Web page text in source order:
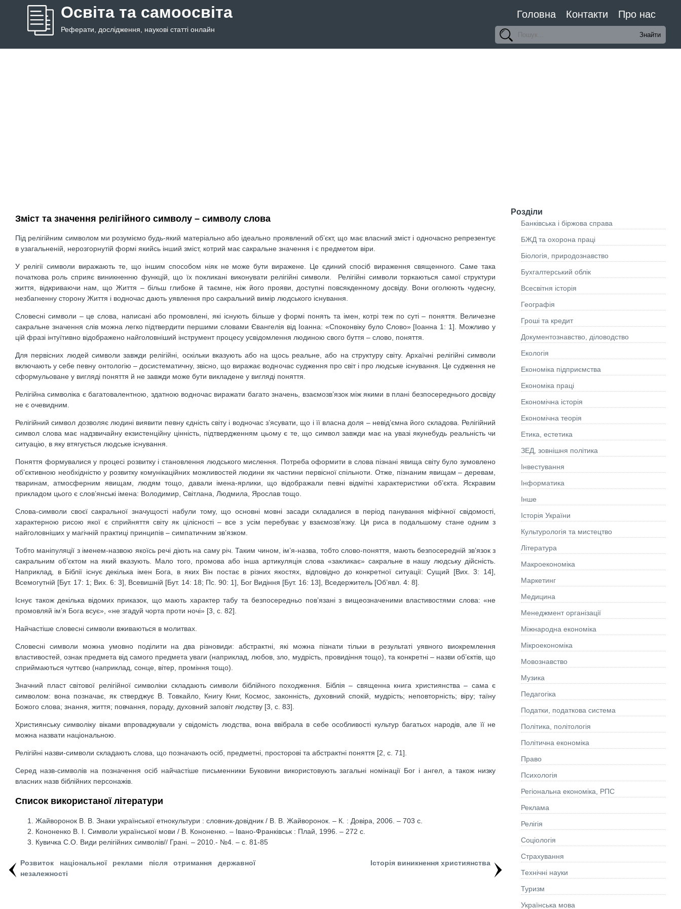
Освіта та самоосвіта
Реферати, дослідження, наукові статті онлайн
Головна Контакти Про нас
Зміст та значення релігійного символу – символу слова
Під релігійним символом ми розуміємо будь-який матеріально або ідеально проявлений об’єкт, що має власний зміст і одночасно репрезентує
в узагальненій, нерозгорнутій формі якийсь інший зміст, котрий має сакральне значення і є предметом віри.
У релігії символи виражають те, що іншим способом ніяк не може бути виражене. Це єдиний спосіб вираження священного. Саме така
початкова роль сприяє виникненню функцій, що їх покликані виконувати релігійні символи. Релігійні символи торкаються самої структури
життя, відкриваючи нам, що Життя – більш глибоке й таємне, ніж його прояви, доступні повсякденному досвіду. Вони оголюють чудесну,
незбагненну сторону Життя і водночас дають уявлення про сакральний вимір людського існування.
Словесні символи – це слова, написані або промовлені, які існують більше у формі понять та імен, котрі теж по суті – поняття. Величезне
сакральне значення слів можна легко підтвердити першими словами Євангелія від Іоанна: «Споконвіку було Слово» [Іоанна 1: 1]. Можливо у
цій фразі інтуїтивно відображено найголовніший інструмент процесу усвідомлення людиною свого буття – слово, поняття.
Для первісних людей символи завжди релігійні, оскільки вказують або на щось реальне, або на структуру світу. Архаїчні релігійні символи
включають у себе певну онтологію – досистематичну, звісно, що виражає водночас судження про світ і про людське існування. Це судження не
сформульоване у вигляді поняття й не завжди може бути викладене у вигляді поняття.
Релігійна символіка є багатовалентною, здатною водночас виражати багато значень, взаємозв’язок між якими в плані безпосереднього досвіду
не є очевидним.
Релігійний символ дозволяє людині виявити певну єдність світу і водночас з’ясувати, що і її власна доля – невід’ємна його складова. Релігійний
символ слова має надзвичайну екзистенційну цінність, підтвердженням цьому є те, що символ завжди має на увазі якунебудь реальність чи
ситуацію, в яку втягується людське існування.
Поняття формувалися у процесі розвитку і становлення людського мислення. Потреба оформити в слова пізнані явища світу було зумовлено
об’єктивною необхідністю у розвитку комунікаційних можливостей людини як частини первісної спільноти. Отже, пізнаним явищам – деревам,
тваринам, атмосферним явищам, людям тощо, давали імена-ярлики, що відображали певні відмітні характеристики об’єкта. Яскравим
прикладом цього є слов’янські імена: Володимир, Світлана, Людмила, Ярослав тощо.
Слова-символи своєї сакральної значущості набули тому, що основні мовні засади складалися в період панування міфічної свідомості,
характерною рисою якої є сприйняття світу як цілісності – все з усім перебуває у взаємозв’язку. Ця риса в подальшому стане одним з
найголовніших у магічній практиці принципів – симпатичним зв’язком.
Тобто маніпуляції з іменем-назвою якоїсь речі діють на саму річ. Таким чином, ім’я-назва, тобто слово-поняття, мають безпосередній зв’язок з
сакральним об’єктом на який вказують. Мало того, промова або інша артикуляція слова «закликає» сакральне в нашу людську дійсність.
Наприклад, в Біблії існує декілька імен Бога, в яких Він постає в різних якостях, відповідно до конкретної ситуації: Сущий [Вих. 3: 14],
Всемогутній [Бут. 17: 1; Вих. 6: 3], Всевишній [Бут. 14: 18; Пс. 90: 1], Бог Видіння [Бут. 16: 13], Вседержитель [Об’явл. 4: 8].
Існує також декілька відомих приказок, що мають характер табу та безпосередньо пов’язані з вищеозначеними властивостями слова: «не
промовляй ім’я Бога всує», «не згадуй чорта проти ночі» [3, c. 82].
Найчастіше словесні символи вживаються в молитвах.
Словесні символи можна умовно поділити на два різновиди: абстрактні, які можна пізнати тільки в результаті уявного виокремлення
властивостей, ознак предмета від самого предмета уваги (наприклад, любов, зло, мудрість, провидіння тощо), та конкретні – назви об’єктів, що
сприймаються чуттєво (наприклад, сонце, вітер, проміння тощо).
Значний пласт світової релігійної символіки складають символи біблійного походження. Біблія – священна книга християнства – сама є
символом: вона позначає, як стверджує В. Товкайло, Книгу Книг, Космос, законність, духовний спокій, мудрість; неповторність; віру; таїну
Божого слова; знання, життя; повчання, пораду, духовний заповіт людству [3, с. 83].
Християнську символіку віками впроваджували у свідомість людства, вона ввібрала в себе особливості культур багатьох народів, але її не
можна назвати національною.
Релігійні назви-символи складають слова, що позначають осіб, предметні, просторові та абстрактні поняття [2, с. 71].
Серед назв-символів на позначення осіб найчастіше письменники Буковини використовують загальні номінації Бог і ангел, а також низку
власних назв біблійних персонажів.
Список використаної літератури
Жайворонок В. В. Знаки української етнокультури : словник-довідник / В. В. Жайворонок. – К. : Довіра, 2006. – 703 с.
Кононенко В. І. Символи української мови / В. Кононенко. – Івано-Франківськ : Плай, 1996. – 272 с.
Кувичка С.О. Види релігійних символів// Грані. – 2010.- №4. – с. 81-85
Розвиток національної реклами після отримання державної
незалежності
Історія виникнення християнства
Розділи
Банківська і біржова справа
БЖД та охорона праці
Біологія, природознавство
Бухгалтерський облік
Всесвітня історія
Географія
Гроші та кредит
Документознавство, діловодство
Екологія
Економіка підприємства
Економіка праці
Економічна історія
Економічна теорія
Етика, естетика
ЗЕД, зовнішня політика
Інвестування
Інформатика
Інше
Історія України
Культурологія та мистецтво
Літературa
Макроекономіка
Маркетинг
Медицина
Менеджмент організації
Міжнародна економіка
Мікроекономіка
Мовознавство
Музика
Педагогіка
Податки, податкова система
Політика, політологія
Політична економіка
Право
Психологія
Регіональна економіка, РПС
Реклама
Релігія
Соціологія
Страхування
Технічні науки
Туризм
Українська мова